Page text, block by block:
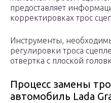
предоставляет
корректировках трос
Инструменты,
регулировки троса
отвертка с плоской
Процесс замены
автомобиль Lada